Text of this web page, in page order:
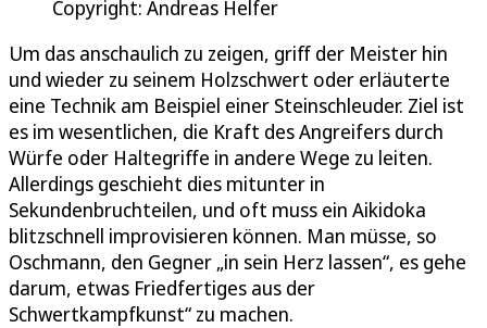
Copyright: Andreas Helfer
Um das anschaulich zu zeigen, griff der Meister hin
und wieder zu seinem Holzschwert oder erläuterte
eine Technik am Beispiel einer Steinschleuder. Ziel ist
es im wesentlichen, die Kraft des Angreifers durch
Würfe oder Haltegriffe in andere Wege zu leiten.
Allerdings geschieht dies mitunter in
Sekundenbruchteilen, und oft muss ein Aikidoka
blitzschnell improvisieren können. Man müsse, so
Oschmann, den Gegner „in sein Herz lassen“, es gehe
darum, etwas Friedfertiges aus der
Schwertkampfkunst“ zu machen.